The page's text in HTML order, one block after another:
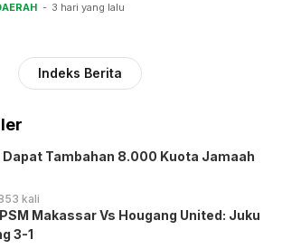
3 hari yang lalu
Indeks Berita
Tambahan 8.000 Kuota Jamaah
kali
Makassar Vs Hougang United: Juku
3-1